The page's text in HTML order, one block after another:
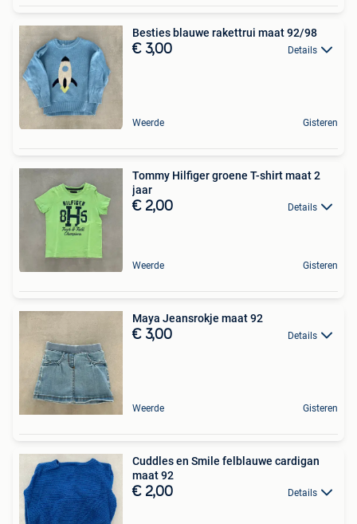
Besties blauwe rakettrui maat 92/98
€ 3,00 Details
Weerde Gisteren
Tommy Hilfiger groene T-shirt maat 2
jaar
€ 2,00 Details
Weerde Gisteren
Maya Jeansrokje maat 92
€ 3,00 Details
Weerde Gisteren
Cuddles en Smile felblauwe cardigan
maat 92
€ 2,00 Details